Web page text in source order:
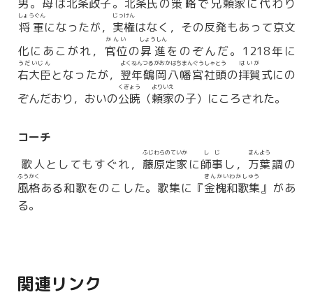
男。母は北条政子。 北条氏の策略で兄頼家 に代わり
将軍
しょうぐん
になったが， 実権
じっけん
はなく，その反発もあって京文
化にあこがれ， 官位
かんい
の昇進
しょうしん
をのぞんだ。1218年に
右大臣
うだいじん
となったが， 翌年
よくねん
鶴岡八幡宮
つるがおかはちまんぐう
社頭
しゃとう
の拝賀
はいが
式にの
ぞんだおり，おいの公暁
くぎょう
（頼家
よりいえ
の子）にころされた。
コーチ
歌人としてもすぐれ， 藤原定家
ふじわらのていか
に師事
しじ
し， 万葉
まんよう
調の
風格
ふうかく
ある和歌をのこした。歌集に『金槐和歌集
きんかいわかしゅう
』があ
る。
関連リンク